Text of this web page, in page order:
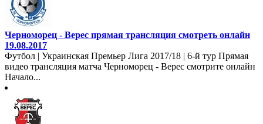
Черноморец - Верес прямая трансляция смотреть онлайн
19.08.2017
Футбол | Украинская Премьер Лига 2017/18 | 6-й тур Прямая
видео трансляция матча Черноморец - Верес смотрите онлайн
Начало...